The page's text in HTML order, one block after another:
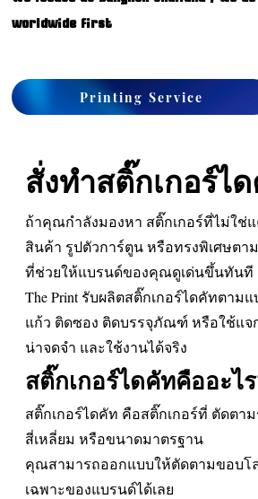
worldwide first
Printing Service
สั่งทำสติ๊กเกอร์ไ
ถ้าคุณกำลังมองหา สติ๊กเกอร์ที่ไม่ใช่
สินค้า รูปตัวการ์ตูน หรือทรงพิเศษตา
ที่ช่วยให้แบรนด์ของคุณดูเด่นขึ้นทันที
The Print รับผลิตสติ๊กเกอร์ไดคัทตา
แก้ว ติดซอง ติดบรรจุภัณฑ์ หรือใช้แจ
น่าจดจำ และใช้งานได้จริง
สติ๊กเกอร์ไดคัทคืออะ
สติ๊กเกอร์ไดคัท คือสติ๊กเกอร์ที่ ตัดตา
สี่เหลี่ยม หรือขนาดมาตรฐาน
คุณสามารถออกแบบให้ตัดตามขอบโ
เฉพาะของแบรนด์ได้เลย